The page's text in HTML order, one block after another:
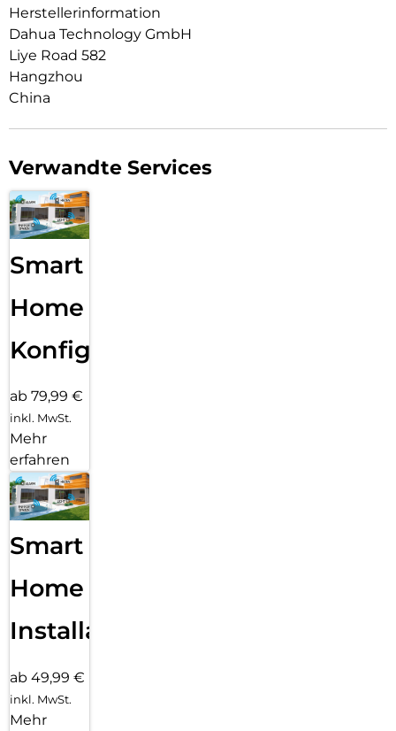
Herstellerinformation
Dahua Technology GmbH
Liye Road 582
Hangzhou
China
Verwandte Services
Smart
Home
Konfiguration
ab 79,99 €
inkl. MwSt.
Mehr
erfahren
Smart
Home
Installation
ab 49,99 €
inkl. MwSt.
Mehr